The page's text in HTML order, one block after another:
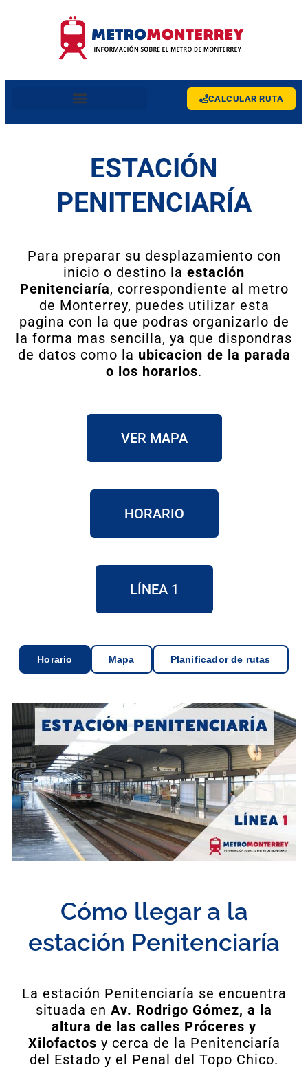
CALCULAR RUTA
ESTACIÓN
PENITENCIARÍA
Para preparar su desplazamiento con
inicio o destino la estación
Penitenciaría, correspondiente al metro
de Monterrey, puedes utilizar esta
pagina con la que podras organizarlo de
la forma mas sencilla, ya que dispondras
de datos como la ubicacion de la parada
o los horarios.
VER MAPA
HORARIO
LÍNEA 1
Horario Mapa Planificador de rutas
Cómo llegar a la
estación Penitenciaría
La estación Penitenciaría se encuentra
situada en Av. Rodrigo Gómez, a la
altura de las calles Próceres y
Xilofactos y cerca de la Penitenciaría
del Estado y el Penal del Topo Chico.